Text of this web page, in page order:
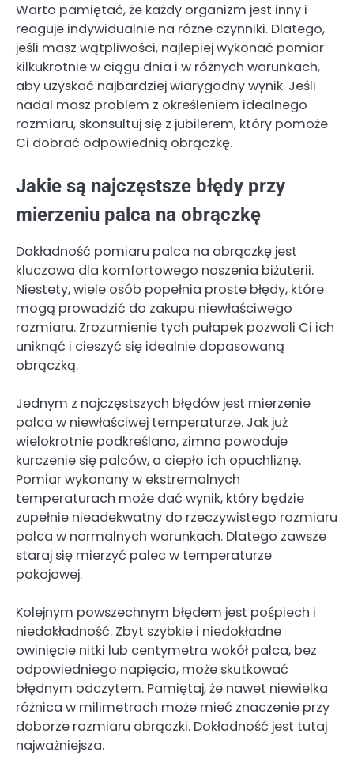
Warto pamiętać, że każdy organizm jest inny i
reaguje indywidualnie na różne czynniki. Dlatego,
jeśli masz wątpliwości, najlepiej wykonać pomiar
kilkukrotnie w ciągu dnia i w różnych warunkach,
aby uzyskać najbardziej wiarygodny wynik. Jeśli
nadal masz problem z określeniem idealnego
rozmiaru, skonsultuj się z jubilerem, który pomoże
Ci dobrać odpowiednią obrączkę.
Jakie są najczęstsze błędy przy
mierzeniu palca na obrączkę
Dokładność pomiaru palca na obrączkę jest
kluczowa dla komfortowego noszenia biżuterii.
Niestety, wiele osób popełnia proste błędy, które
mogą prowadzić do zakupu niewłaściwego
rozmiaru. Zrozumienie tych pułapek pozwoli Ci ich
uniknąć i cieszyć się idealnie dopasowaną
obrączką.
Jednym z najczęstszych błędów jest mierzenie
palca w niewłaściwej temperaturze. Jak już
wielokrotnie podkreślano, zimno powoduje
kurczenie się palców, a ciepło ich opuchliznę.
Pomiar wykonany w ekstremalnych
temperaturach może dać wynik, który będzie
zupełnie nieadekwatny do rzeczywistego rozmiaru
palca w normalnych warunkach. Dlatego zawsze
staraj się mierzyć palec w temperaturze
pokojowej.
Kolejnym powszechnym błędem jest pośpiech i
niedokładność. Zbyt szybkie i niedokładne
owinięcie nitki lub centymetra wokół palca, bez
odpowiedniego napięcia, może skutkować
błędnym odczytem. Pamiętaj, że nawet niewielka
różnica w milimetrach może mieć znaczenie przy
doborze rozmiaru obrączki. Dokładność jest tutaj
najważniejsza.